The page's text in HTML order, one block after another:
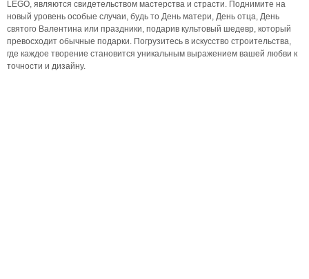
LEGO, являются свидетельством мастерства и страсти. Поднимите на
новый уровень особые случаи, будь то День матери, День отца, День
святого Валентина или праздники, подарив культовый шедевр, который
превосходит обычные подарки. Погрузитесь в искусство строительства,
где каждое творение становится уникальным выражением вашей любви к
точности и дизайну.